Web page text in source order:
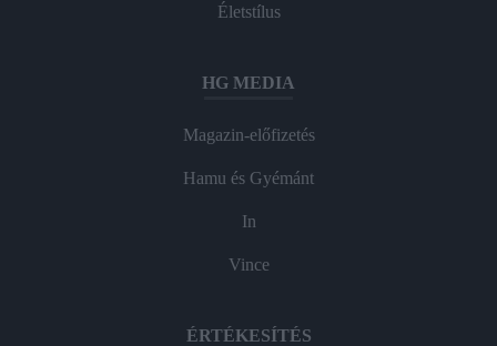
Életstílus
HG MEDIA
Magazin-előfizetés
Hamu és Gyémánt
In
Vince
ÉRTÉKESÍTÉS